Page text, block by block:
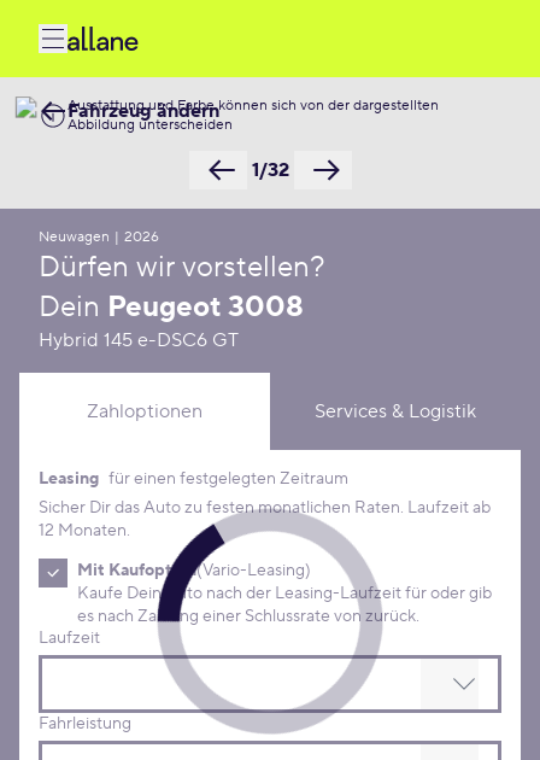
Ausstattung und Farbe können sich von der dargestellten
Abbildung unterscheiden
1/32
Fahrzeug ändern
Neuwagen | 2026
Dürfen wir vorstellen?
Dein Peugeot 3008
Hybrid 145 e-DSC6 GT
Zahloptionen Services & Logistik
Leasing Konditionen
Leasing für einen festgelegten Zeitraum
Sicher Dir das Auto zu festen monatlichen Raten. Laufzeit ab
12 Monaten.
Mit Kaufoption(Vario-Leasing)
Kaufe Dein Auto nach der Leasing-Laufzeit für oder gib
es nach Zahlung einer Schlussrate von zurück.
Laufzeit
Fahrleistung